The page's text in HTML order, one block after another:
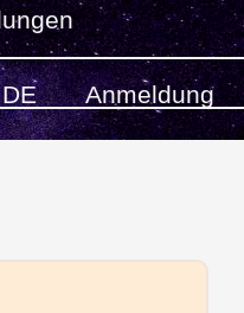
Anmeldung
DE